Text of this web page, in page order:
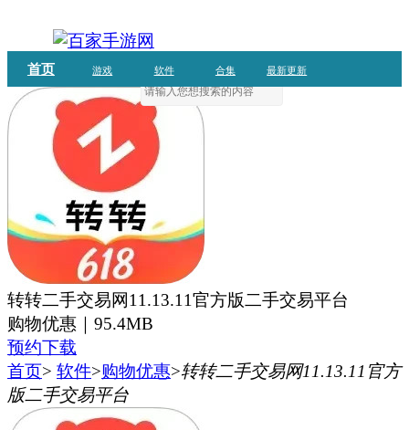
首页 游戏 软件 合集 最新更新
转转二手交易网11.13.11官方版二手交易平台
购物优惠｜ 95.4MB
预约下载
首页> 软件>购物优惠>转转二手交易网11.13.11官方
版二手交易平台